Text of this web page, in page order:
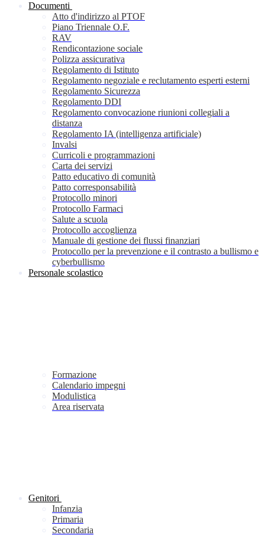
Documenti
Atto d'indirizzo al PTOF
Piano Triennale O.F.
RAV
Rendicontazione sociale
Polizza assicurativa
Regolamento di Istituto
Regolamento negoziale e reclutamento esperti esterni
Regolamento Sicurezza
Regolamento DDI
Regolamento convocazione riunioni collegiali a
distanza
Regolamento IA (intelligenza artificiale)
Invalsi
Curricoli e programmazioni
Carta dei servizi
Patto educativo di comunità
Patto corresponsabilità
Protocollo minori
Protocollo Farmaci
Salute a scuola
Protocollo accoglienza
Manuale di gestione dei flussi finanziari
Protocollo per la prevenzione e il contrasto a bullismo e
cyberbullismo
Personale scolastico
Formazione
Calendario impegni
Modulistica
Area riservata
Genitori
Infanzia
Primaria
Secondaria